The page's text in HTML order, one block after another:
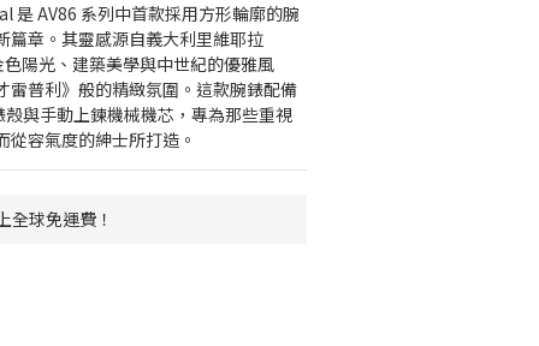
是 AV86 系列中首款採用方形輪廓的腕
篇章。其靈感源自義大利里維耶拉
陽光、建築美學與中世紀的優雅風
雷普利》般的精緻氛圍。這款腕錶配備
與手動上鍊機械機芯，專為那些重視
容氣度的紳士所打造。
全球免運費！